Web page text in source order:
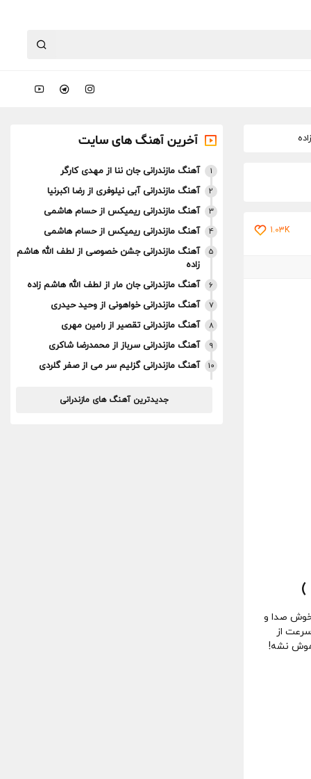
1.03K
)
خوش صدا و
از
نشه!
آخرین آهنگ های سایت
1 آهنگ مازندرانی جان ننا از مهدی کارگر
2 آهنگ مازندرانی آبی نیلوفری از رضا اکبرنیا
3 آهنگ مازندرانی ریمیکس از حسام هاشمی
4 آهنگ مازندرانی ریمیکس از حسام هاشمی
5
آهنگ مازندرانی جشن خصوصی از لطف الله هاشم
زاده
6 آهنگ مازندرانی جان مار از لطف الله هاشم زاده
7 آهنگ مازندرانی خواهونی از وحید حیدری
8 آهنگ مازندرانی تقصیر از رامین مهری
9 آهنگ مازندرانی سرباز از محمدرضا شاکری
10 آهنگ مازندرانی گزلیم سر می از صفر گلردی
جدیدترین آهنگ های مازندرانی